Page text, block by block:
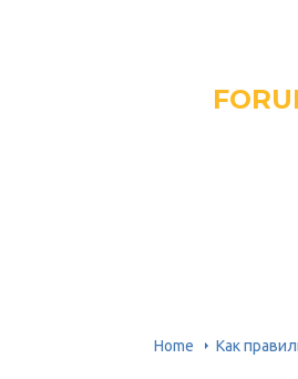
Home Как